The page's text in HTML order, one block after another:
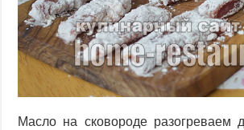
Масло на сковороде разогреваем